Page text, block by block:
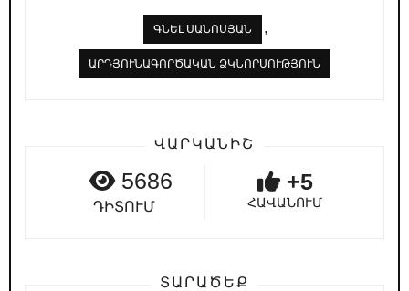
ԳՆԵԼ ՍԱՆՈՍՅԱՆ ,
ԱՐԴՅՈՒՆԱԳՈՐԾԱԿԱՆ ՁԿՆՈՐՍՈՒԹՅՈՒՆ
ՎԱՐԿԱՆԻՇ
5686
ԴԻՏՈՒՄ
+5
ՀԱՎԱՆՈՒՄ
ՏԱՐԱԾԵՔ